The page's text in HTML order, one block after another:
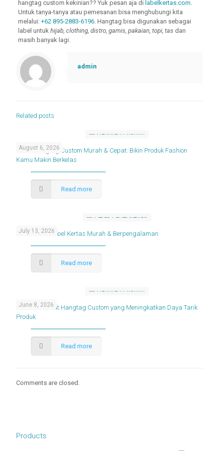
hangtag custom kekinian?? Yuk pesan aja di labelkertas.com.
Untuk tanya-tanya atau pemesanan bisa menghubungi kita
melalui: +62 895-2883-6196. Hangtag bisa digunakan sebagai
label untuk hijab, clothing, distro, gamis, pakaian, topi, tas dan
masih banyak lagi.
admin
Related posts
August 6, 2026
Cetak Hangtag Custom Murah & Cepat: Bikin Produk Fashion
Kamu Makin Berkelas
Read more
July 13, 2026
Jasa Cetak Label Kertas Murah & Berpengalaman
Read more
June 8, 2026
Cara Membuat Hangtag Custom yang Meningkatkan Daya Tarik
Produk
Read more
Comments are closed.
Products